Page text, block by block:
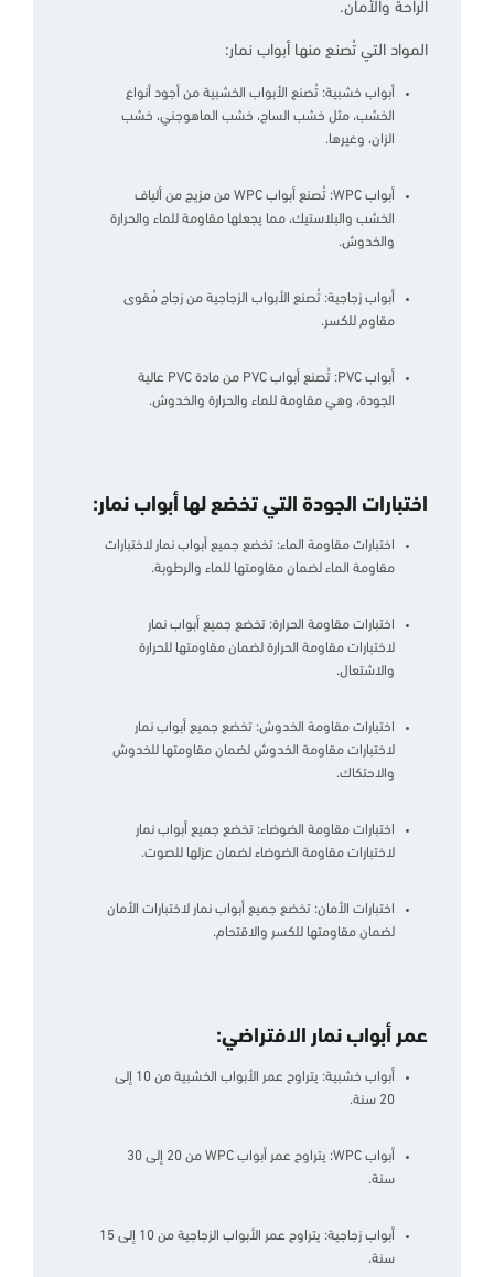
الراحة والأمان.
المواد التي تُصنع منها أبواب نمار:
أبواب خشبية: تُصنع الأبواب الخشبية من أجود أنواع
الخشب، مثل خشب الساج، خشب الماهوجني، خشب
الزان، وغيرها.
أبواب WPC: تُصنع أبواب WPC من مزيج من ألياف
الخشب والبلاستيك، مما يجعلها مقاومة للماء والحرارة
والخدوش.
أبواب زجاجية: تُصنع الأبواب الزجاجية من زجاج مُقوى
مقاوم للكسر.
أبواب PVC: تُصنع أبواب PVC من مادة PVC عالية
الجودة، وهي مقاومة للماء والحرارة والخدوش.
اختبارات الجودة التي تخضع لها أبواب نمار:
اختبارات مقاومة الماء: تخضع جميع أبواب نمار لاختبارات
مقاومة الماء لضمان مقاومتها للماء والرطوبة.
اختبارات مقاومة الحرارة: تخضع جميع أبواب نمار
لاختبارات مقاومة الحرارة لضمان مقاومتها للحرارة
والاشتعال.
اختبارات مقاومة الخدوش: تخضع جميع أبواب نمار
لاختبارات مقاومة الخدوش لضمان مقاومتها للخدوش
والاحتكاك.
اختبارات مقاومة الضوضاء: تخضع جميع أبواب نمار
لاختبارات مقاومة الضوضاء لضمان عزلها للصوت.
اختبارات الأمان: تخضع جميع أبواب نمار لاختبارات الأمان
لضمان مقاومتها للكسر والاقتحام.
عمر أبواب نمار الافتراضي:
أبواب خشبية: يتراوح عمر الأبواب الخشبية من 10 إلى
20 سنة.
أبواب WPC: يتراوح عمر أبواب WPC من 20 إلى 30
سنة.
أبواب زجاجية: يتراوح عمر الأبواب الزجاجية من 10 إلى 15
سنة.